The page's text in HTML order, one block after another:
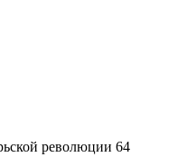
революции 64